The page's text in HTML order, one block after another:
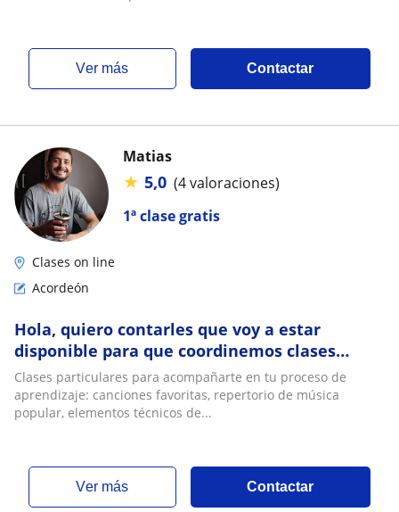
ver más Contactar
1ª clase gratis
Matias
★ 5,0 (4 valoraciones)
Clases on line
Acordeón
Hola, quiero contarles que voy a estar
disponible para que coordinemos clases
particulares de guitarra criolla y acordeón a
piano
Clases particulares para acompañarte en tu proceso de
aprendizaje: canciones favoritas, repertorio de música
popular, elementos técnicos de...
ver más Contactar